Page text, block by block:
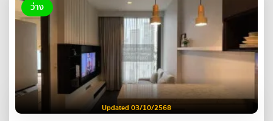
ว่าง
Updated 03/10/2568